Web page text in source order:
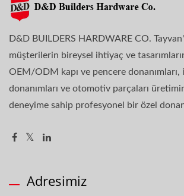
D&D BUILDERS HARDWARE CO.
müşterilerin bireysel ihtiyaç ve
OEM/ODM kapı ve pencere donanımları,
donanımları ve otomotiv parçaları
deneyime sahip profesyonel bir özel
Adresimiz